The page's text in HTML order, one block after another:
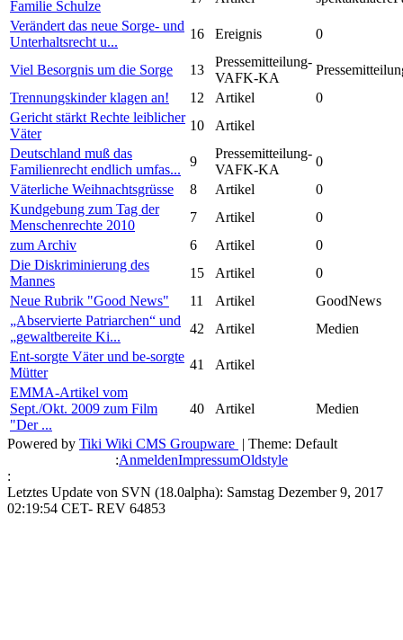
Familie Schulze
Verändert das neue Sorge- und
Unterhaltsrecht u...
16 Ereignis 0
Viel Besorgnis um die Sorge 13
Pressemitteilung-
VAFK-KA
Trennungskinder klagen an!
12 Artikel
0
Gericht stärkt Rechte leiblicher
Väter
10
Artikel
Deutschland muß das
Familienrecht endlich umfas...
9
Pressemitteilung-
VAFK-KA
0
Väterliche Weihnachtsgrüsse
8 Artikel
0
Kundgebung zum Tag der
Menschenrechte 2010
7 Artikel
0
zum Archiv
6 Artikel
0
Die Diskriminierung des
Mannes
15 Artikel
0
Neue Rubrik "Good News"
11 Artikel
GoodNews
„Abservierte Patriarchen“ und
„gewaltbereite Ki...
42 Artikel
Medien
Ent-sorgte Väter und be-sorgte
Mütter
41
Artikel
EMMA-Artikel vom
Sept./Okt. 2009 zum Film
"Der ...
40 Artikel Medien
Powered by Tiki Wiki CMS Groupware | Theme: Default
:AnmeldenImpressumOldstyle
:
Letztes Update von SVN (18.0alpha): Samstag Dezember 9, 2017
02:19:54 CET- REV 64853